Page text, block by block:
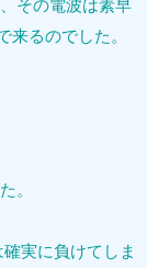
その電波は素早
来るのでした。
。
実に負けてしま